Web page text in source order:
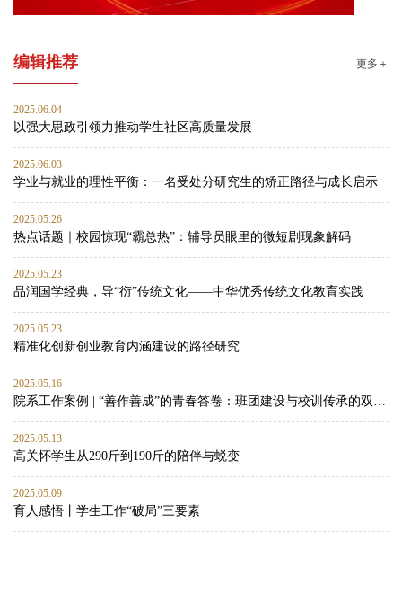
编辑推荐 更多＋
2025.06.04
以强大思政引领力推动学生社区高质量发展
2025.06.03
学业与就业的理性平衡：一名受处分研究生的矫正路径与成长启示
2025.05.26
热点话题｜校园惊现“霸总热”：辅导员眼里的微短剧现象解码
2025.05.23
品润国学经典，导“衍”传统文化——中华优秀传统文化教育实践
2025.05.23
精准化创新创业教育内涵建设的路径研究
2025.05.16
院系工作案例 | “善作善成”的青春答卷：班团建设与校训传承的双向赋能实践
2025.05.13
高关怀学生从290斤到190斤的陪伴与蜕变
2025.05.09
育人感悟丨学生工作“破局”三要素